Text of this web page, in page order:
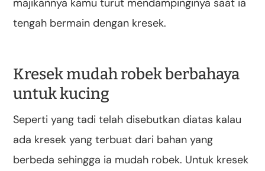
majikannya kamu turut mendampinginya saat ia
tengah bermain dengan kresek.
Kresek mudah robek berbahaya
untuk kucing
Seperti yang tadi telah disebutkan diatas kalau
ada kresek yang terbuat dari bahan yang
berbeda sehingga ia mudah robek. Untuk kresek